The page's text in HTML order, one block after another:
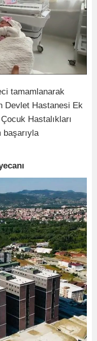
tamamlanarak
Devlet Hastanesi Ek
Hastalıkları
başarıyla